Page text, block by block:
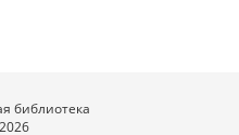
библиотека